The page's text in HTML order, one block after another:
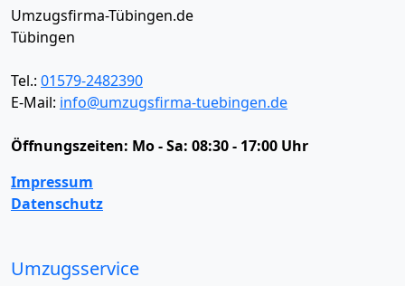
Umzugsfirma-Tübingen.de
Tübingen
Tel.: 01579-2482390
E-Mail: info@umzugsfirma-tuebingen.de
Öffnungszeiten: Mo - Sa: 08:30 - 17:00 Uhr
Impressum
Datenschutz
Umzugsservice